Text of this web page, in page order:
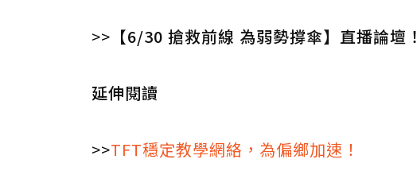
>> 【6/30 搶救前線 為弱勢撐傘】直播論壇！
延伸閱讀
>>TFT穩定教學網絡，為偏鄉加速！